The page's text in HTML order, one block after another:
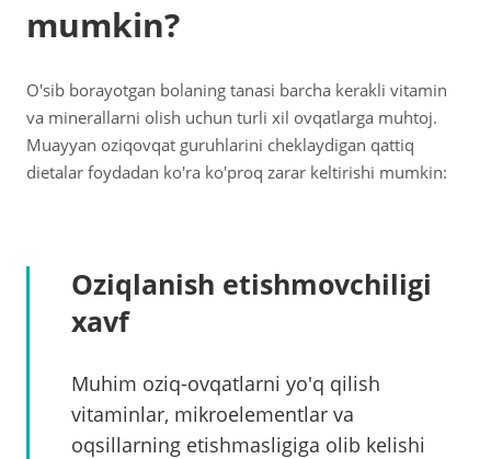
mumkin?
O'sib borayotgan bolaning tanasi barcha kerakli vitamin
va minerallarni olish uchun turli xil ovqatlarga muhtoj.
Muayyan oziqovqat guruhlarini cheklaydigan qattiq
dietalar foydadan ko'ra ko'proq zarar keltirishi mumkin:
Oziqlanish etishmovchiligi
xavf
Muhim oziq-ovqatlarni yo'q qilish
vitaminlar, mikroelementlar va
oqsillarning etishmasligiga olib kelishi